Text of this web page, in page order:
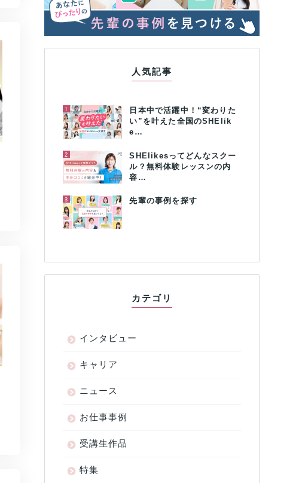
人気記事
1
日本中で活躍中！“変わりた
い”を叶えた全国のSHElik
e…
2
SHElikesってどんなスクー
ル？無料体験レッスンの内
容…
3 先輩の事例を探す
カテゴリ
インタビュー
キャリア
ニュース
お仕事事例
受講生作品
特集